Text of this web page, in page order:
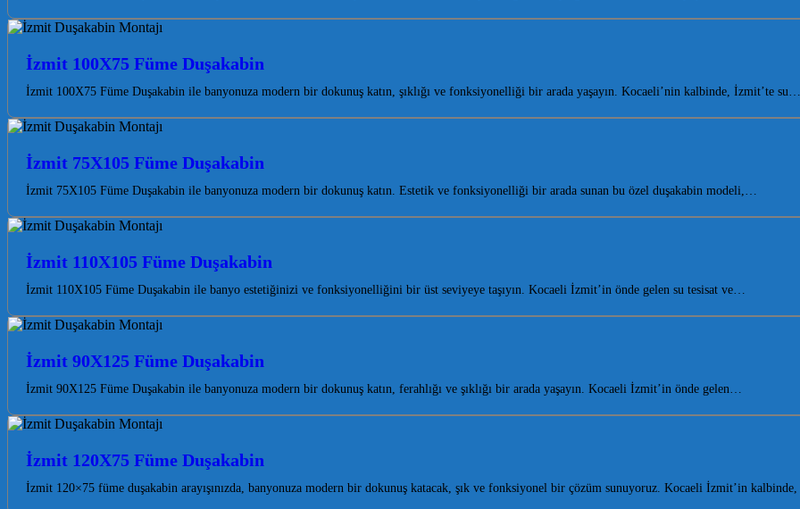
İzmit 100X75 Füme Duşakabin
İzmit 100X75 Füme Duşakabin ile banyonuza modern bir dokunuş katın, şıklığı ve fonksiyonelliği bir arada yaşayın. Kocaeli’nin kalbinde, İzmit’te su…
İzmit 75X105 Füme Duşakabin
İzmit 75X105 Füme Duşakabin ile banyonuza modern bir dokunuş katın. Estetik ve fonksiyonelliği bir arada sunan bu özel duşakabin modeli,…
İzmit 110X105 Füme Duşakabin
İzmit 110X105 Füme Duşakabin ile banyo estetiğinizi ve fonksiyonelliğini bir üst seviyeye taşıyın. Kocaeli İzmit’in önde gelen su tesisat ve…
İzmit 90X125 Füme Duşakabin
İzmit 90X125 Füme Duşakabin ile banyonuza modern bir dokunuş katın, ferahlığı ve şıklığı bir arada yaşayın. Kocaeli İzmit’in önde gelen…
İzmit 120X75 Füme Duşakabin
İzmit 120×75 füme duşakabin arayışınızda, banyonuza modern bir dokunuş katacak, şık ve fonksiyonel bir çözüm sunuyoruz. Kocaeli İzmit’in kalbinde,